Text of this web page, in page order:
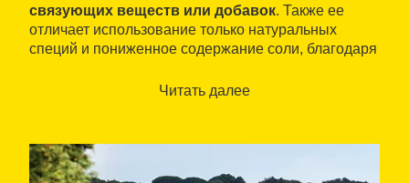
связующих веществ или добавок. Также ее
отличает использование только натуральных
специй и пониженное содержание соли, благодаря
непереносимостью глютена или иных пищевых
Читать далее